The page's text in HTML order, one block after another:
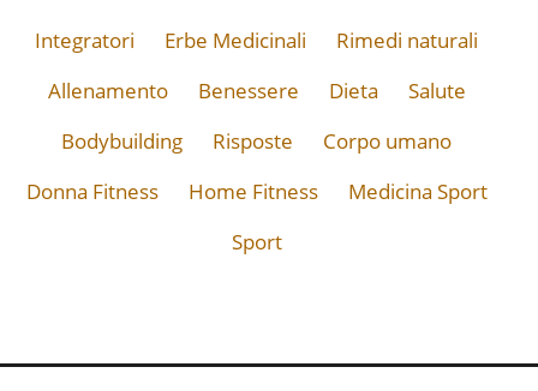
Integratori Erbe Medicinali
Rimedi naturali
Allenamento
Benessere Dieta
Salute
Bodybuilding
Risposte
Corpo umano
Donna Fitness
Home Fitness
Medicina Sport
Sport